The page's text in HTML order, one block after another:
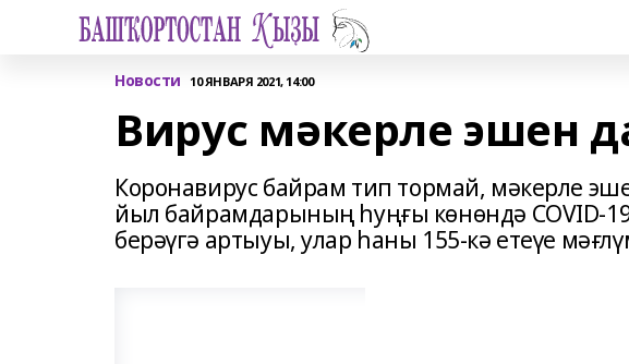
Новости 10 ЯНВАРЯ 2021, 14:00
Вирус мәкерле эшен
Коронавирус байрам тип тормай, мәкерле
йыл байрамдарының һуңғы көнөндә COVID-
берәүгә артыуы, улар һаны 155-кә етеүе